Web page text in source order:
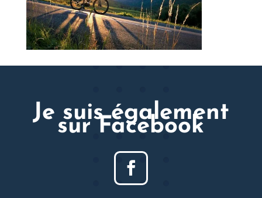
Je suis également
sur Facebook